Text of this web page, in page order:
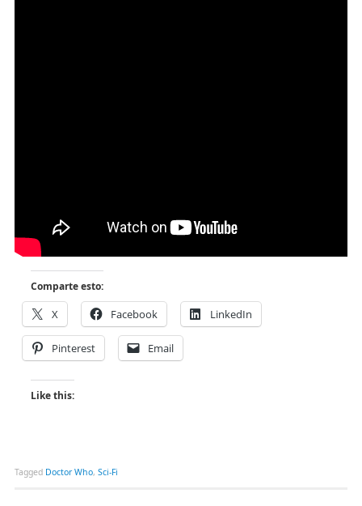
Comparte esto:
X Facebook LinkedIn
Pinterest Email
Like this:
Tagged Doctor Who, Sci-Fi